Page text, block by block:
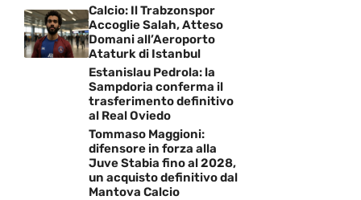
Calcio: Il Trabzonspor
Accoglie Salah, Atteso
Domani all’Aeroporto
Ataturk di Istanbul
Estanislau Pedrola: la
Sampdoria conferma il
trasferimento definitivo
al Real Oviedo
Tommaso Maggioni:
difensore in forza alla
Juve Stabia fino al 2028,
un acquisto definitivo dal
Mantova Calcio